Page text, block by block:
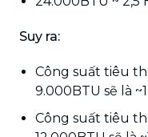
Suy ra:
Công suất tiêu
9.000BTU sẽ là
Công suất tiêu